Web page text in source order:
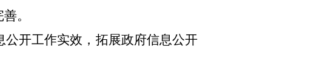
。
开工作实效，拓展政府信息公开